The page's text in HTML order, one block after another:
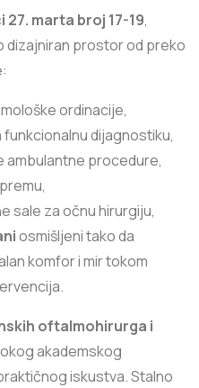
27. marta broj 17-19,
dizajniran prostor od preko
ordinacije,
dijagnostiku,
ambulantne procedure,
sale za očnu hirurgiju,
osmišljeni tako da
komfor i mir tokom
oftalmohirurga i
akademskog
iskustva. Stalno